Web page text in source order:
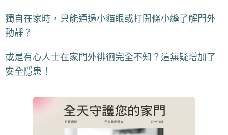
獨自在家時，只能通過小貓眼或打開條小縫了解門外
動靜？
或是有心人士在家門外徘徊完全不知？這無疑增加了
安全隱患！😟